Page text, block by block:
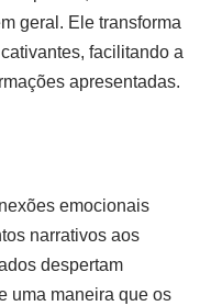
geral. Ele transforma
facilitando a
apresentadas.
emocionais
narrativos aos
despertam
uma maneira que os